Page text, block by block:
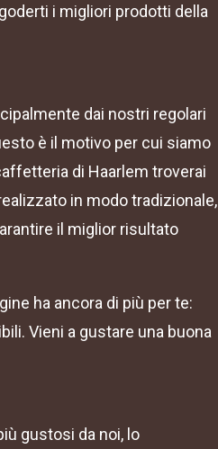
i migliori prodotti della
dai nostri regolari
è il motivo per cui siamo
di Haarlem troverai
in modo tradizionale,
il miglior risultato
ha ancora di più per te:
Vieni a gustare una buona
gustosi da noi, lo